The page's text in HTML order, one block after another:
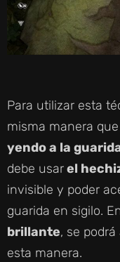
Para utilizar esta
misma manera
yendo a la
debe usarel
invisible y poder
guarida en sigilo.
brillante, se
esta manera.